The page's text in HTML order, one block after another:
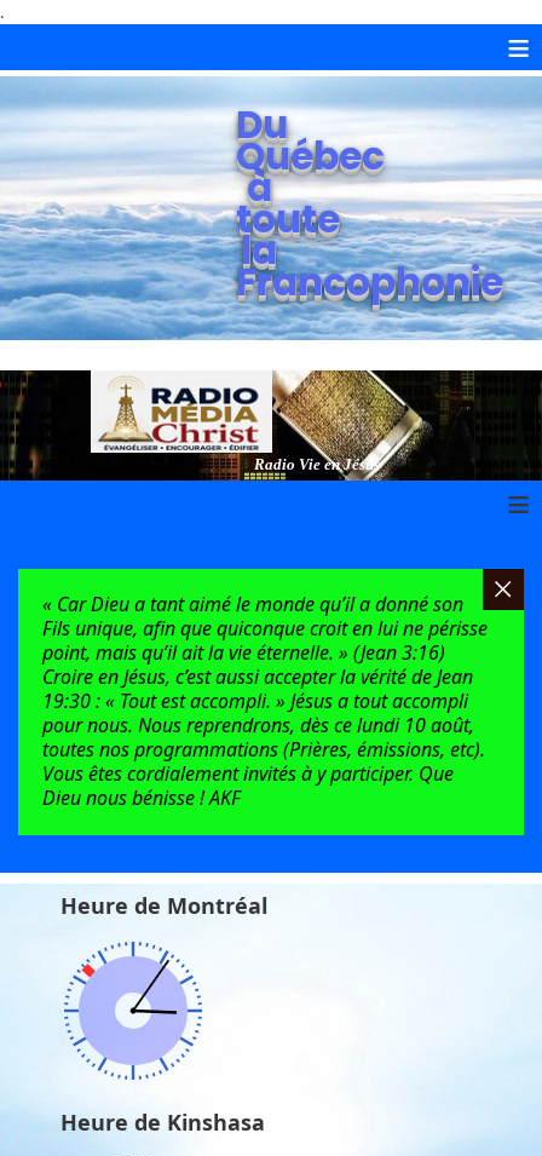
.
≡
Du
Québec
à
toute
la
Francophonie
Radio Vie en Jésus
≡
« Car Dieu a tant aimé le monde qu’il a donné son
Fils unique, afin que quiconque croit en lui ne périsse
point, mais qu’il ait la vie éternelle. » (Jean 3:16)
Croire en Jésus, c’est aussi accepter la vérité de Jean
19:30 : « Tout est accompli. » Jésus a tout accompli
pour nous. Nous reprendrons, dès ce lundi 10 août,
toutes nos programmations (Prières, émissions, etc).
Vous êtes cordialement invités à y participer. Que
Dieu nous bénisse ! AKF
Heure de Montréal
Heure de Kinshasa